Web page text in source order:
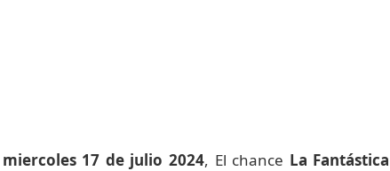
miercoles 17 de julio 2024, El chance La Fantástica